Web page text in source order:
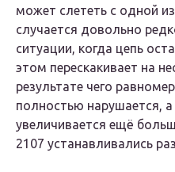
может слететь с одной
случается довольно
ситуации, когда цепь
этом перескакивает на
результате чего
полностью нарушается, а
увеличивается ещё
2107 устанавливались